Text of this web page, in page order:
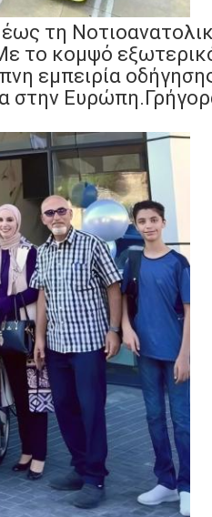
τη
το κομψό
εμπειρία
στην